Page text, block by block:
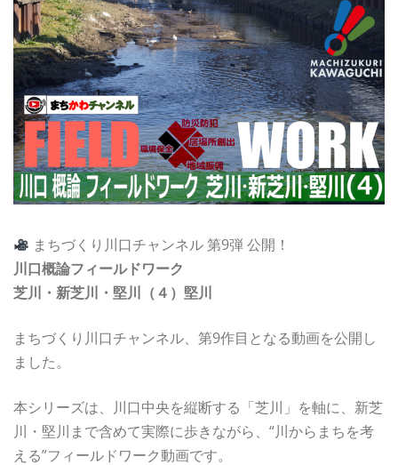
まちづくり川口チャンネル 第9弾 公開！
川口概論フィールドワーク
芝川・新芝川・堅川（４）堅川
まちづくり川口チャンネル、第9作目となる動画を公開し
ました。
本シリーズは、川口中央を縦断する「芝川」を軸に、新芝
川・堅川まで含めて実際に歩きながら、“川からまちを考
える”フィールドワーク動画です。